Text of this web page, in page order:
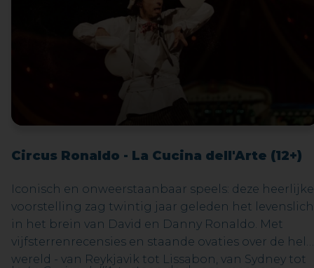
voortdurend zijn eigen composities, paste ze aan
voor nieuwe bezettingen, herschreef en verfijnde.
Muziek was voor hem geen museumstuk, maar
levend materiaal. Dat maakt de stap naar een
uitvoering met accordeon minder radicaal dan ze
op het eerste gezicht lijkt.Twee van Bachs
concerti voor klavecimbel worden gecombineerd
Bachianas Brasileiras nr. 9 en het gloednieuwe
werken verbindt, is geen eenvormige klank, maar
een gedeelde drijfveer: de behoefte om muziek
telkens opnieuw betekenis te geven. Bach
herschreef zichzelf. Stravinsky zocht houvast in
vorm. Villa-Lobos maakte van Bach een
Circus Ronaldo - La Cucina dell'Arte (12+)
Iconisch en onweerstaanbaar speels: deze heerlijke
voorstelling zag twintig jaar geleden het
in het brein van David en Danny Ronaldo. Met
vijfsterrenrecensies en staande ovaties over de hele
wereld - van Reykjavik tot Lissabon, van Sydney tot